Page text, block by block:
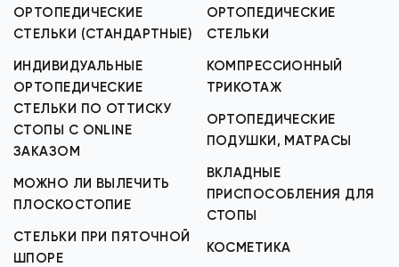
ОРТОПЕДИЧЕСКИЕ
СТЕЛЬКИ (СТАНДАРТНЫЕ)
ИНДИВИДУАЛЬНЫЕ
ОРТОПЕДИЧЕСКИЕ
СТЕЛЬКИ ПО ОТТИСКУ
СТОПЫ С ONLINE
ЗАКАЗОМ
МОЖНО ЛИ ВЫЛЕЧИТЬ
ПЛОСКОСТОПИЕ
СТЕЛЬКИ ПРИ ПЯТОЧНОЙ
ШПОРЕ
ОРТОПЕДИЧЕСКИЕ
СТЕЛЬКИ
КОМПРЕССИОННЫЙ
ТРИКОТАЖ
ОРТОПЕДИЧЕСКИЕ
ПОДУШКИ, МАТРАСЫ
ВКЛАДНЫЕ
ПРИСПОСОБЛЕНИЯ ДЛЯ
СТОПЫ
КОСМЕТИКА